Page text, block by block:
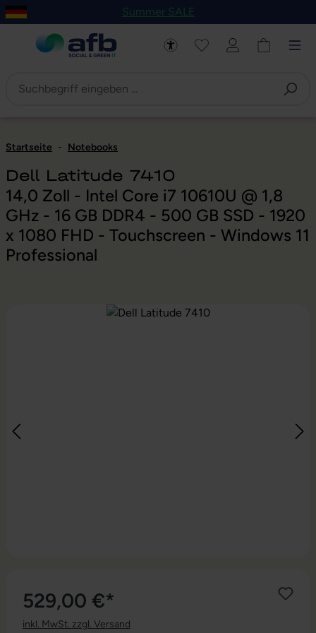
Hauptinhalt springen
Zur Navigation der B2B-Plattform springen
Summer SALE
Startseite - Notebooks
Dell Latitude 7410
14,0 Zoll - Intel Core i7 10610U @ 1,8
GHz - 16 GB DDR4 - 500 GB SSD - 1920
x 1080 FHD - Touchscreen - Windows 11
Professional
Bildergalerie überspringen
529,00 €*
inkl. MwSt. zzgl. Versand